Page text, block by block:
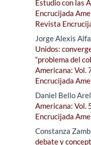
Estudio con las
Encrucijada
Revista
Jorge Alexis
Unidos:
“problema del
Americana: Vol.
Encrucijada
Daniel Bello
Americana: Vol.
Encrucijada
Constanza
debate y